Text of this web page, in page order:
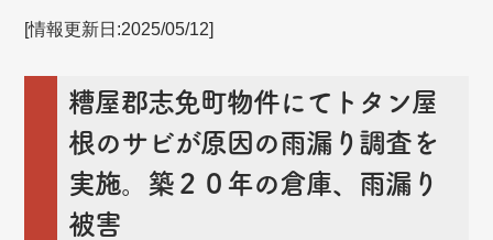
[情報更新日:2025/05/12]
糟屋郡志免町物件にてトタン屋
根のサビが原因の雨漏り調査を
実施。築２０年の倉庫、雨漏り
被害